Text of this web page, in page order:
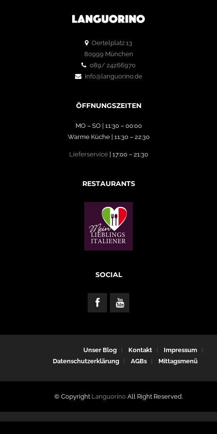
Oertelplatz 13
80999 München
089/ 24266970
info@languorino.de
ÖFFNUNGSZEITEN
MO – SO | 11:30 – 00:00
Warme Küche | 11:30 – 22:30
Lieferservice| 17:00 – 21:30
RESTAURANTS
SOCIAL
Unser Blog Kontakt
Impressum
Datenschutzerklärung
AGBs Mittagsmenü
© Copyright LanguorinoAll Right Reserved.